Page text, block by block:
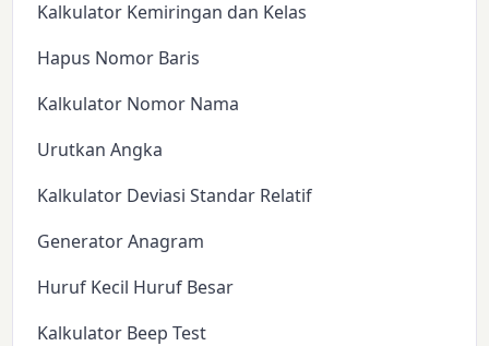
Kalkulator Kemiringan dan Kelas
Hapus Nomor Baris
Kalkulator Nomor Nama
Urutkan Angka
Kalkulator Deviasi Standar Relatif
Generator Anagram
Huruf Kecil Huruf Besar
Kalkulator Beep Test